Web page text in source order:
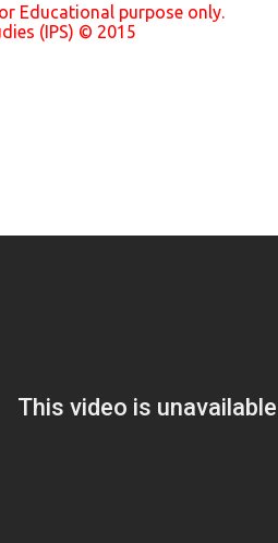
Educational purpose only.
(IPS) © 2015